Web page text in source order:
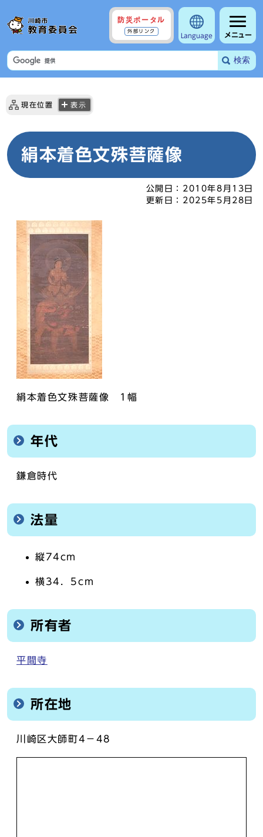
防災ポータル
外部リンク
Language メニュー
検索
現在位置 表示
絹本着色文殊菩薩像
公開日： 2010年8月13日
更新日： 2025年5月28日
絹本着色文殊菩薩像 1幅
年代
鎌倉時代
法量
縦74cm
横34．5cm
所有者
平間寺
所在地
川崎区大師町4－48